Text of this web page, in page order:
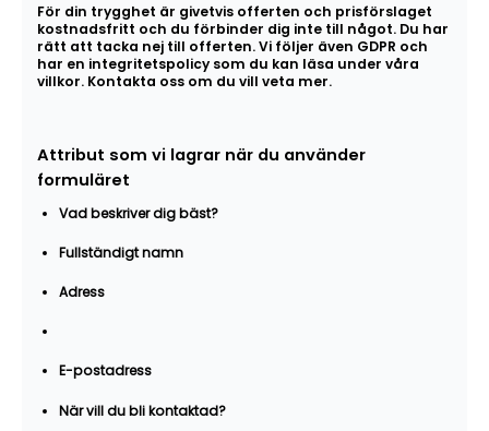
För din trygghet är givetvis offerten och prisförslaget
kostnadsfritt och du förbinder dig inte till något. Du har
rätt att tacka nej till offerten. Vi följer även GDPR och
har en integritetspolicy som du kan läsa under våra
villkor. Kontakta oss om du vill veta mer.
Attribut som vi lagrar när du använder
formuläret
Vad beskriver dig bäst?
Fullständigt namn
Adress
E-postadress
När vill du bli kontaktad?